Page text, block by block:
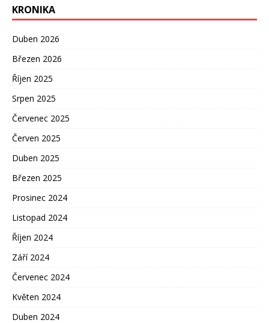
KRONIKA
Duben 2026
Březen 2026
Říjen 2025
Srpen 2025
Červenec 2025
Červen 2025
Duben 2025
Březen 2025
Prosinec 2024
Listopad 2024
Říjen 2024
Září 2024
Červenec 2024
Květen 2024
Duben 2024